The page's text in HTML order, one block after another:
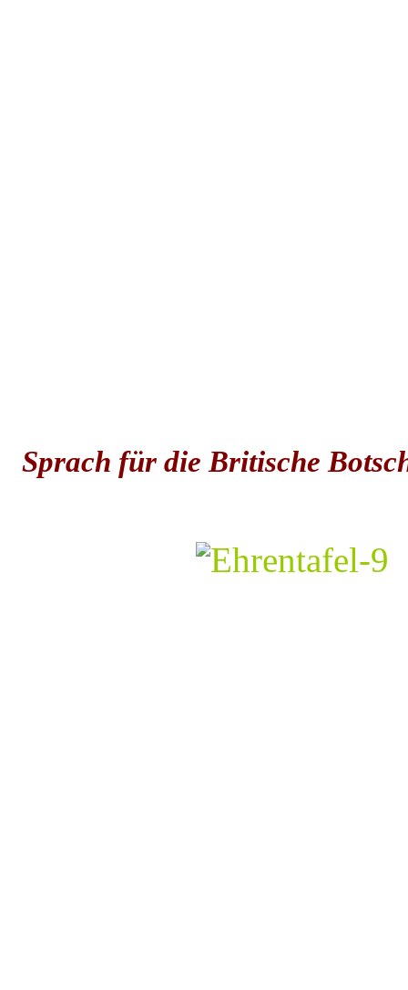
Sprach für die Britische